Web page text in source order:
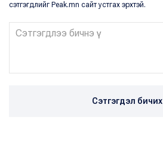
сэтгэгдлийг Peak.mn сайт устгах эрхтэй.
Сэтгэгдэл бичих